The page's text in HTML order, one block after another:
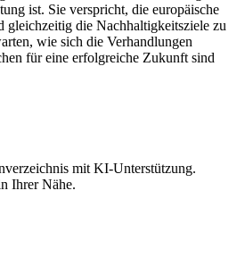
ist. Sie verspricht, die europäische
gleichzeitig die Nachhaltigkeitsziele zu
wie sich die Verhandlungen
für eine erfolgreiche Zukunft sind
mit KI-Unterstützung.
Ihrer Nähe.